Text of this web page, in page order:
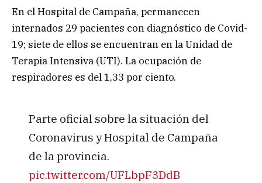
En el Hospital de Campaña, permanecen
internados 29 pacientes con diagnóstico de Covid-
19; siete de ellos se encuentran en la Unidad de
Terapia Intensiva (UTI). La ocupación de
respiradores es del 1,33 por ciento.
Parte oficial sobre la situación del
Coronavirus y Hospital de Campaña
de la provincia.
pic.twitter.com/UFLbpF3DdB